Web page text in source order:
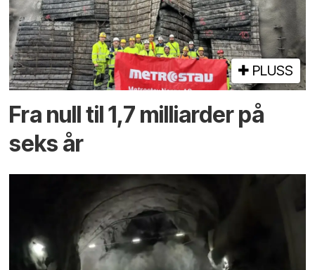
PLUSS
Fra null til 1,7 milliarder på
seks år